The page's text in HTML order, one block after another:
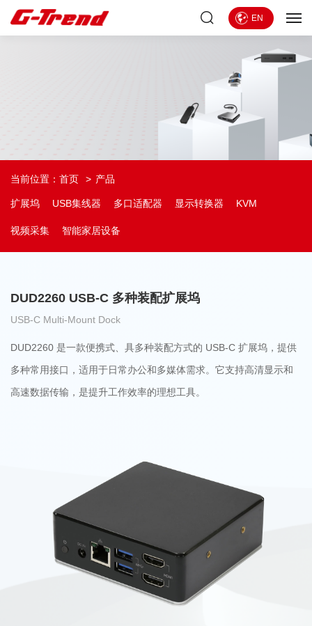
EN
当前位置： 首页 产品
扩展坞 USB集线器 多口适配器 显示转换器 KVM
视频采集 智能家居设备
DUD2260 USB-C 多种装配扩展坞
USB-C Multi-Mount Dock
DUD2260 是一款便携式、具多种装配方式的 USB-C 扩展坞，提供
多种常用接口，适用于日常办公和多媒体需求。它支持高清显示和
高速数据传输，是提升工作效率的理想工具。